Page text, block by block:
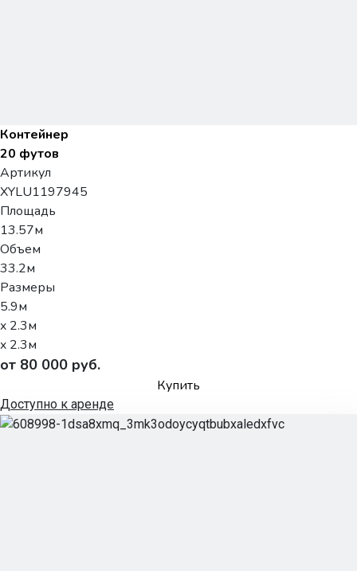
Контейнер
20 футов
Артикул
XYLU1197945
Площадь
13.57м
Объем
33.2м
Размеры
5.9м
x 2.3м
x 2.3м
от 80 000 руб.
Купить
Доступно к аренде